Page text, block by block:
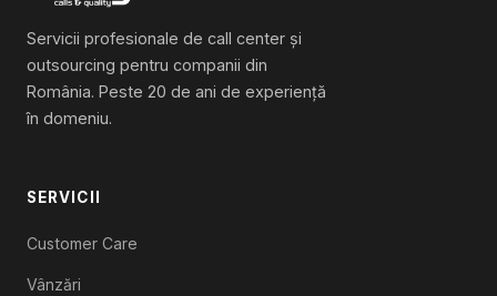
Servicii profesionale de call center și
outsourcing pentru companii din
România. Peste 20 de ani de experiență
în domeniu.
SERVICII
Customer Care
Vânzări